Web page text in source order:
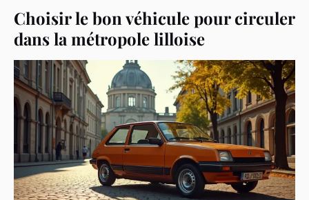
Choisir le bon véhicule pour circuler
dans la métropole lilloise